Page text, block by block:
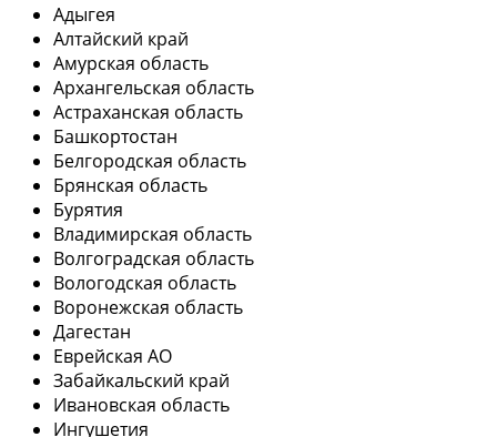
Адыгея
Алтайский край
Амурская область
Архангельская область
Астраханская область
Башкортостан
Белгородская область
Брянская область
Бурятия
Владимирская область
Волгоградская область
Вологодская область
Воронежская область
Дагестан
Еврейская АО
Забайкальский край
Ивановская область
Ингушетия